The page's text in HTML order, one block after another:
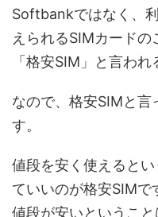
Softbankではなく、
えられるSIMカード
「格安SIM」と言われ
なので、格安SIMと
す。
値段を安く使えると
ていいのが格安SIMで
値段が安いというこ